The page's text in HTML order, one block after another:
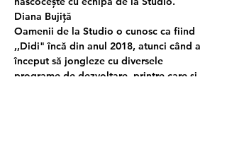
Diana Bujiță
Oamenii de la Studio o cunosc ca fiind
,,Didi" încă din anul 2018, atunci când a
început să jongleze cu diversele
programe de dezvoltare, printre care şi